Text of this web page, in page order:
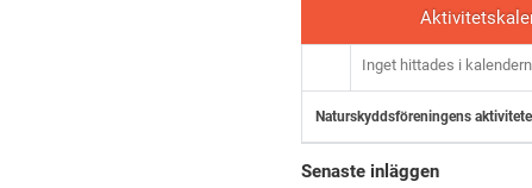
Inget hittades i
Naturskyddsföreningens
Senaste inläggen